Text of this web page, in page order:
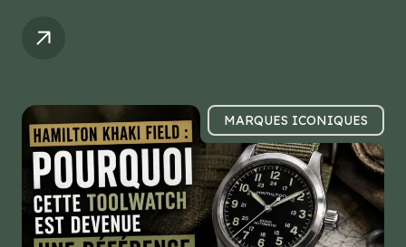
MARQUES ICONIQUES